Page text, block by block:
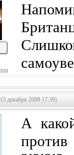
декабря 2008 17:39)
А